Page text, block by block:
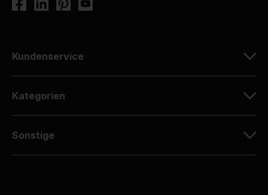
Kundenservice
Kategorien
Sonstige